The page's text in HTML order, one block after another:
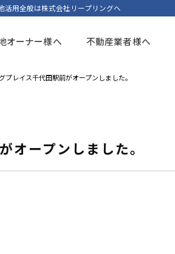
用全般は株式会社リープリングへ
オーナー様へ 不動産業者様へ
プレイス千代田駅前がオープンしました。
オープンしました。